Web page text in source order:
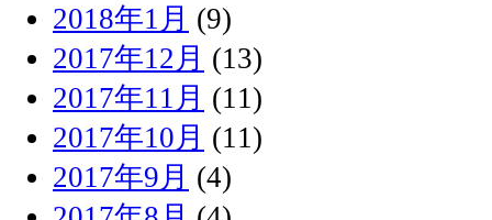
2018年1月 (9)
2017年12月 (13)
2017年11月 (11)
2017年10月 (11)
2017年9月 (4)